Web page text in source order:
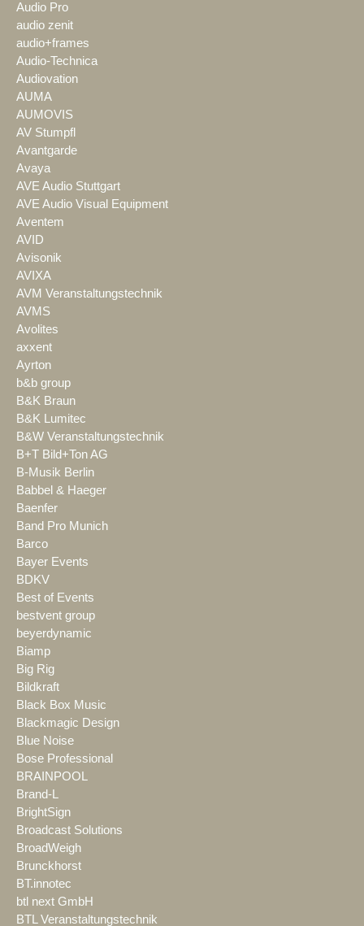
Audio Pro
audio zenit
audio+frames
Audio-Technica
Audiovation
AUMA
AUMOVIS
AV Stumpfl
Avantgarde
Avaya
AVE Audio Stuttgart
AVE Audio Visual Equipment
Aventem
AVID
Avisonik
AVIXA
AVM Veranstaltungstechnik
AVMS
Avolites
axxent
Ayrton
b&b group
B&K Braun
B&K Lumitec
B&W Veranstaltungstechnik
B+T Bild+Ton AG
B-Musik Berlin
Babbel & Haeger
Baenfer
Band Pro Munich
Barco
Bayer Events
BDKV
Best of Events
bestvent group
beyerdynamic
Biamp
Big Rig
Bildkraft
Black Box Music
Blackmagic Design
Blue Noise
Bose Professional
BRAINPOOL
Brand-L
BrightSign
Broadcast Solutions
BroadWeigh
Brunckhorst
BT.innotec
btl next GmbH
BTL Veranstaltungstechnik